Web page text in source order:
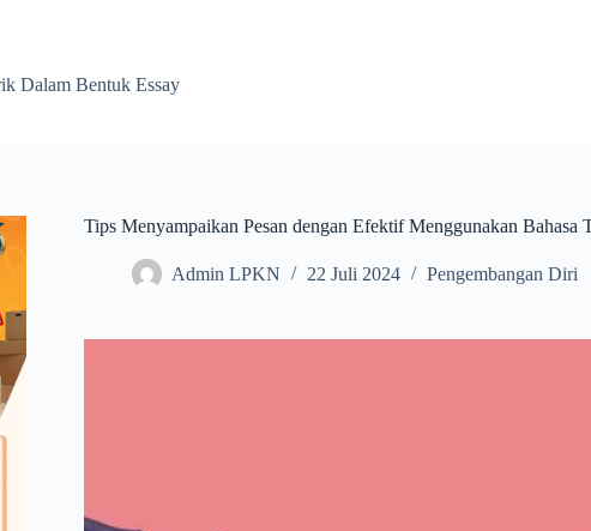
Dalam Bentuk Essay
Tips Menyampaikan Pesan dengan Efektif Menggunakan Bahasa
Admin LPKN 22 Juli 2024 Pengembangan Diri